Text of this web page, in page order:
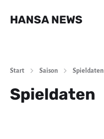
HANSA NEWS
Start Saison Spieldaten
Spieldaten